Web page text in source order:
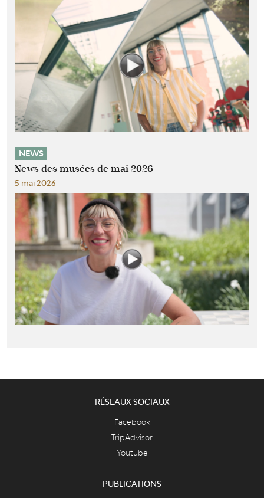
NEWS
News des musées de mai 2026
5 mai 2026
RÉSEAUX SOCIAUX
Facebook
TripAdvisor
Youtube
PUBLICATIONS